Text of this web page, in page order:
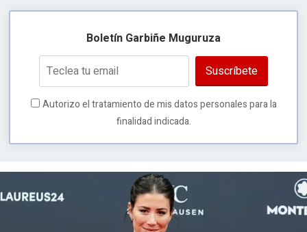
Boletín Garbiñe Muguruza
Suscríbete
Autorizo el tratamiento de mis datos personales para la
finalidad indicada.